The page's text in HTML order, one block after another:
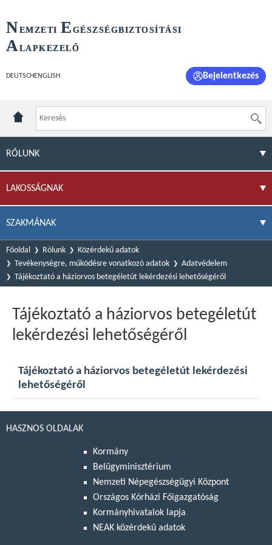
NEMZETI E GÉSZSÉGBIZTOSÍTÁSI
ALAPKEZELŐ
DEUTSCH ENGLISH Bejelentkezés
RÓLUNK
LAKOSSÁGNAK
SZAKMÁNAK
Főoldal Rólunk
Közérdekű adatok
Tevékenységre, működésre vonatkozó adatok
Adatvédelem
Tájékoztató a háziorvos betegéletút lekérdezési lehetőségéről
Tájékoztató a háziorvos betegéletút
lekérdezési lehetőségéről
Tájékoztató a háziorvos betegéletút lekérdezési
lehetőségéről
HASZNOS OLDALAK
Kormány
Belügyminisztérium
Nemzeti Népegészségügyi Központ
Országos Kórházi Főigazgatóság
Kormányhivatalok lapja
NEAK közérdekű adatok